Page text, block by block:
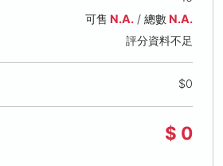
可售 N.A./ 總數N.A.
評分資料不足
$0
$ 0